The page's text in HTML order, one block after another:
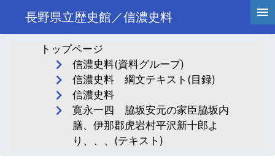
長野県立歴史館／信濃史料
トップページ
信濃史料(資料グループ)
信濃史料 綱文テキスト(目録)
信濃史料
寛永一四 脇坂安元の家臣脇坂内
膳、伊那郡虎岩村平沢新十郎よ
り、、、(テキスト)